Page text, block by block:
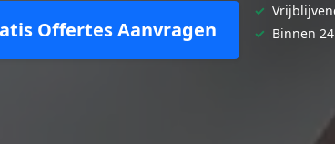
Offertes Aanvragen
✓
✓ Binnen